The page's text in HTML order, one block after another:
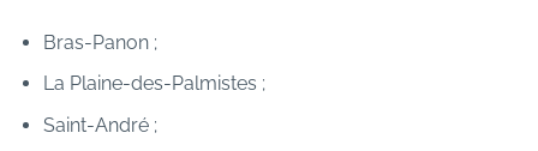
Bras-Panon ;
La Plaine-des-Palmistes ;
Saint-André ;